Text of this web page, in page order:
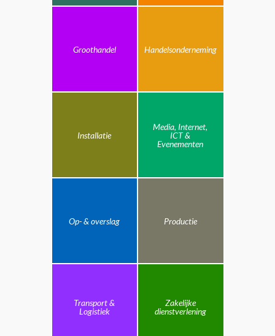
Groothandel Handelsonderneming
Installatie
Media, Internet,
ICT &
Evenementen
Op- & overslag Productie
Transport &
Logistiek
Zakelijke
dienstverlening